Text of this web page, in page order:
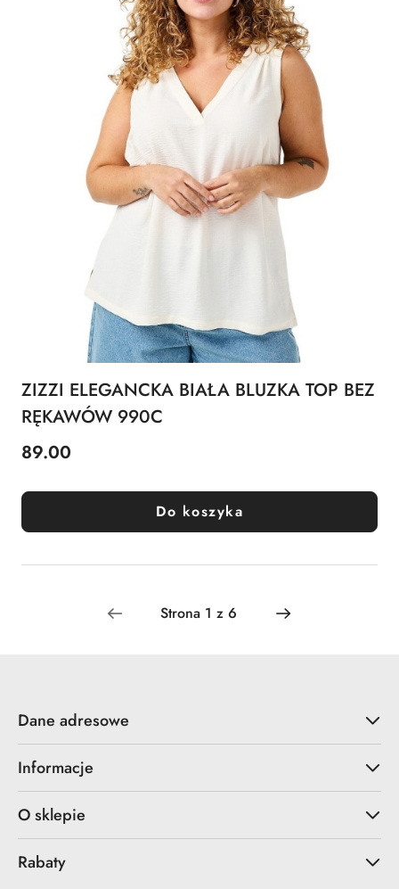
ZIZZI ELEGANCKA BIAŁA BLUZKA TOP BEZ
RĘKAWÓW 990C
Cena:
89.00
Do koszyka
Dane adresowe
Informacje
O sklepie
Rabaty